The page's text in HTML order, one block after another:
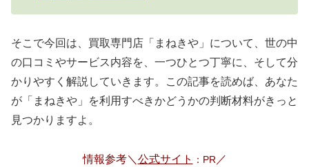
そこで今回は、買取専門店「まねきや」について、世の中
の口コミやサービス内容を、一つひとつ丁寧に、そして分
かりやすく解説していきます。この記事を読めば、あなた
が「まねきや」を利用すべきかどうかの判断材料がきっと
見つかりますよ。
情報参考＼ 公式サイト ：PR ／